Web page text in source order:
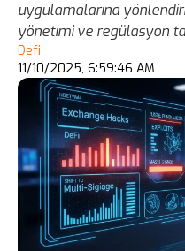
uygulamalarına
yönetimi ve regülasyon
Defi
11/10/2025, 6:59:46 AM